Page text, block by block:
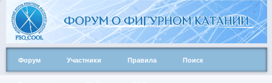
Форум Участники Правила Поиск